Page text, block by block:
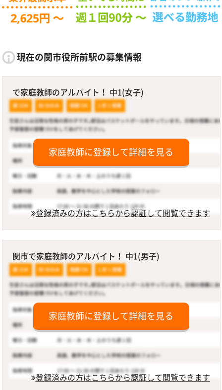
現在の関市役所前駅の募集情報
で家庭教師のアルバイト！ 中1(女子)
家庭教師に登録して詳細を見る
登録済みの方はこちらから認証して閲覧できます
関市で家庭教師のアルバイト！ 中1(男子)
家庭教師に登録して詳細を見る
登録済みの方はこちらから認証して閲覧できます